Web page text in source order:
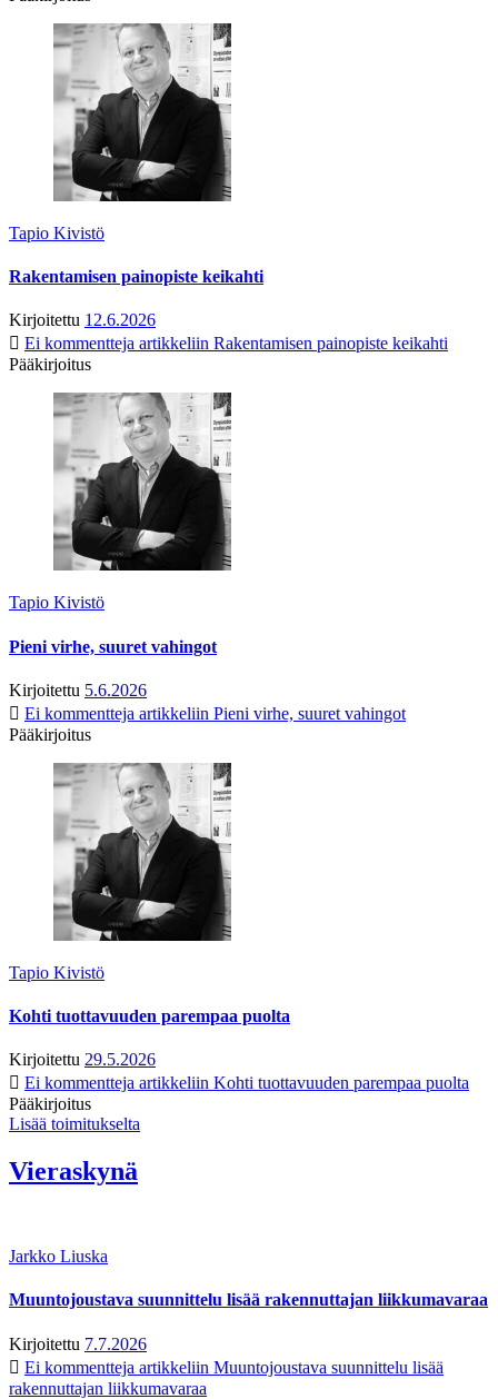
Tapio Kivistö
Rakentamisen painopiste keikahti
Kirjoitettu 12.6.2026
Ei kommentteja artikkeliin Rakentamisen painopiste keikahti
Pääkirjoitus
Tapio Kivistö
Pieni virhe, suuret vahingot
Kirjoitettu 5.6.2026
Ei kommentteja artikkeliin Pieni virhe, suuret vahingot
Pääkirjoitus
Tapio Kivistö
Kohti tuottavuuden parempaa puolta
Kirjoitettu 29.5.2026
Ei kommentteja artikkeliin Kohti tuottavuuden parempaa puolta
Pääkirjoitus
Lisää toimitukselta
Vieraskynä
Jarkko Liuska
Muuntojoustava suunnittelu lisää rakennuttajan liikkumavaraa
Kirjoitettu 7.7.2026
Ei kommentteja artikkeliin Muuntojoustava suunnittelu lisää
rakennuttajan liikkumavaraa